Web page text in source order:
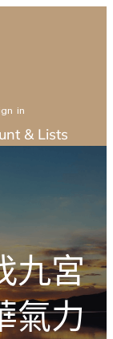
in
& Lists
九宮
氣力